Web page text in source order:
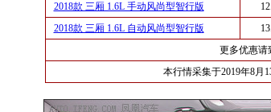
2018款 三厢 1.6L 手动风尚型智行版
2018款 三厢 1.6L 自动风尚型智行版
更多优惠请
本行情采集于2019年8月